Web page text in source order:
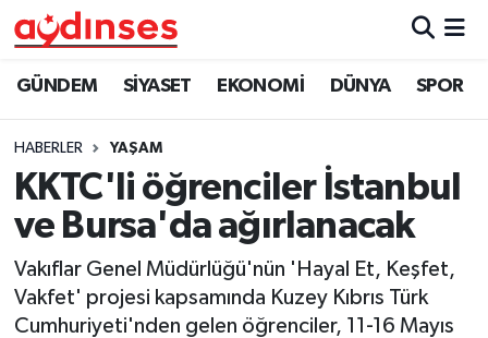
GÜNDEM SİYASET EKONOMİ DÜNYA SPOR
HABERLER YAŞAM
KKTC'li öğrenciler İstanbul
ve Bursa'da ağırlanacak
Vakıflar Genel Müdürlüğü'nün 'Hayal Et, Keşfet,
Vakfet' projesi kapsamında Kuzey Kıbrıs Türk
Cumhuriyeti'nden gelen öğrenciler, 11-16 Mayıs
GÜNDEM
SİYASET
EKONOMİ
SPOR
Nöbetçi Eczaneler
Hava Durumu
Aydin Namaz Vakitleri
Süper Lig Puan Durumu ve Fikstür